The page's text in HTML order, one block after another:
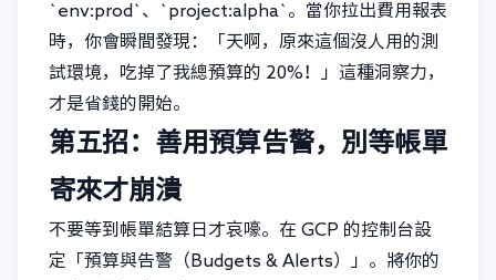
`env:prod`、`project:alpha`。當你拉出費用報表
時，你會瞬間發現：「天啊，原來這個沒人用的測
試環境，吃掉了我總預算的 20%！」這種洞察力，
才是省錢的開始。
第五招：善用預算告警，別等帳單
寄來才崩潰
不要等到帳單結算日才哀嚎。在 GCP 的控制台設
定「預算與告警（Budgets & Alerts）」。將你的